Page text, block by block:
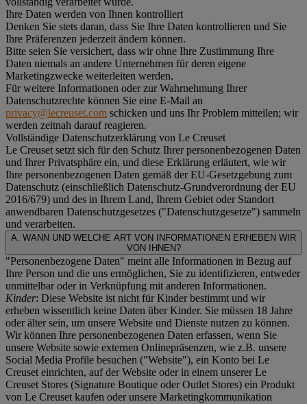
Ihre Daten werden von Ihnen kontrolliert
Denken Sie stets daran, dass Sie Ihre Daten kontrollieren und Sie
Ihre Präferenzen jederzeit ändern können.
Bitte seien Sie versichert, dass wir ohne Ihre Zustimmung Ihre
Daten niemals an andere Unternehmen für deren eigene
Marketingzwecke weiterleiten werden.
Für weitere Informationen oder zur Wahrnehmung Ihrer
Datenschutzrechte können Sie eine E-Mail an
privacy@lecreuset.com schicken und uns Ihr Problem mitteilen; wir
werden zeitnah darauf reagieren.
Vollständige Datenschutzerklärung von Le Creuset
Le Creuset setzt sich für den Schutz Ihrer personenbezogenen Daten
und Ihrer Privatsphäre ein, und diese Erklärung erläutert, wie wir
Ihre personenbezogenen Daten gemäß der EU-Gesetzgebung zum
Datenschutz (einschließlich Datenschutz-Grundverordnung der EU
2016/679) und des in Ihrem Land, Ihrem Gebiet oder Standort
anwendbaren Datenschutzgesetzes ("Datenschutzgesetze") sammeln
und verarbeiten.
A. WANN UND WELCHE ART VON INFORMATIONEN ERHEBEN WIR
VON IHNEN?
"Personenbezogene Daten" meint alle Informationen in Bezug auf
Ihre Person und die uns ermöglichen, Sie zu identifizieren, entweder
unmittelbar oder in Verknüpfung mit anderen Informationen.
Kinder: Diese Website ist nicht für Kinder bestimmt und wir
erheben wissentlich keine Daten über Kinder. Sie müssen 18 Jahre
oder älter sein, um unsere Website und Dienste nutzen zu können.
Wir können Ihre personenbezogenen Daten erfassen, wenn Sie
unsere Website sowie externen Onlinepräsenzen, wie z.B. unsere
Social Media Profile besuchen ("Website"), ein Konto bei Le
Creuset einrichten, auf der Website oder in einem unserer Le
Creuset Stores (Signature Boutique oder Outlet Stores) ein Produkt
von Le Creuset kaufen oder unsere Marketingkommunikation